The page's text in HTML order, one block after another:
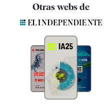
Quiénes somos
Especificaciones
Otras webs de